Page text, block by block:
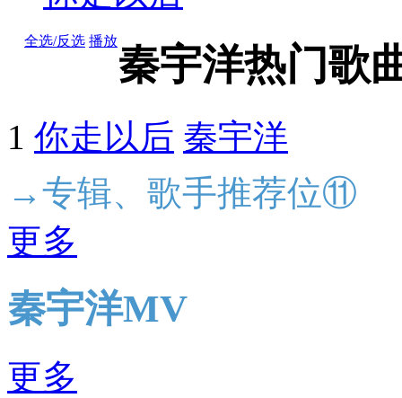
全选/反选 播放
秦宇洋热门歌
1 你走以后 秦宇洋
→专辑、歌手推荐位⑪
更多
秦宇洋MV
更多